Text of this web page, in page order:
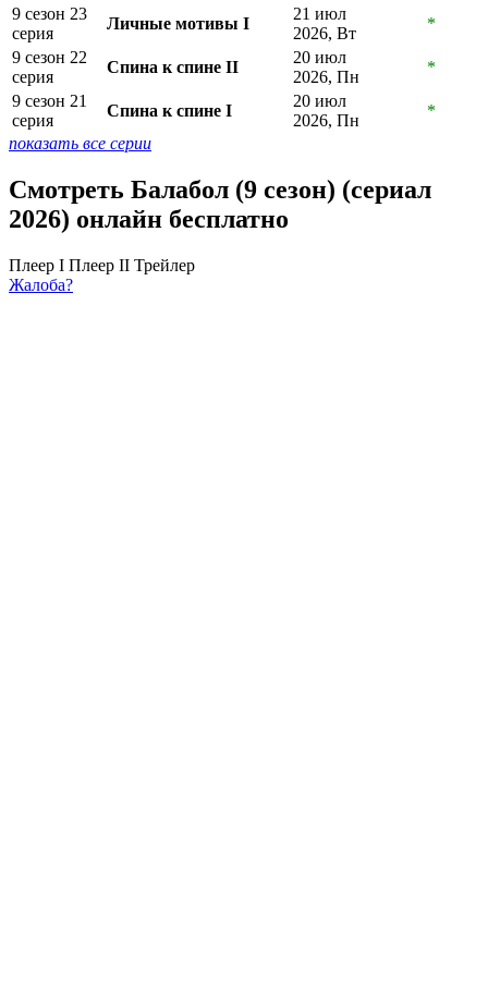
9 сезон 23
серия
Личные мотивы I
21 июл
2026, Вт
*
9 сезон 22
серия
Спина к спине II
20 июл
2026, Пн
*
9 сезон 21
серия
Спина к спине I
20 июл
2026, Пн
*
показать все серии
Смотреть Балабол (9 сезон) (сериал
2026) онлайн бесплатно
Плеер I Плеер II Трейлер
Жалоба?